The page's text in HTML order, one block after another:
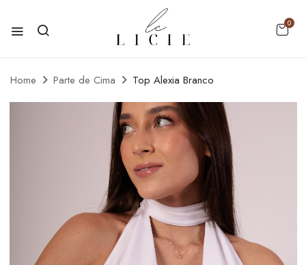
0
Home Parte de Cima Top Alexia Branco